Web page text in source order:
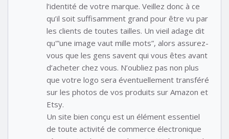
l’identité de votre marque. Veillez donc à ce
qu’il soit suffisamment grand pour être vu par
les clients de toutes tailles. Un vieil adage dit
qu'”une image vaut mille mots”, alors assurez-
vous que les gens savent qui vous êtes avant
d’acheter chez vous. N’oubliez pas non plus
que votre logo sera éventuellement transféré
sur les photos de vos produits sur Amazon et
Etsy.
Un site bien conçu est un élément essentiel
de toute activité de commerce électronique